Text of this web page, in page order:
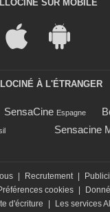
SUR MOBILE
À L'ÉTRANGER
SensaCine Espagne
Sensacine
| Recrutement |
cookies |
d'écriture | Les services